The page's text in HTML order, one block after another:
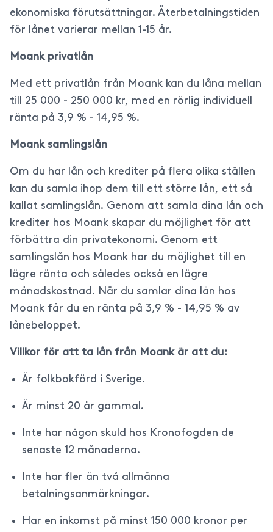
ekonomiska förutsättningar. Återbetalningstiden
för lånet varierar mellan 1-15 år.
Moank privatlån
Med ett privatlån från Moank kan du låna mellan
till 25 000 - 250 000 kr, med en rörlig individuell
ränta på 3,9 % - 14,95 %.
Moank samlingslån
Om du har lån och krediter på flera olika ställen
kan du samla ihop dem till ett större lån, ett så
kallat samlingslån. Genom att samla dina lån och
krediter hos Moank skapar du möjlighet för att
förbättra din privatekonomi. Genom ett
samlingslån hos Moank har du möjlighet till en
lägre ränta och således också en lägre
månadskostnad. När du samlar dina lån hos
Moank får du en ränta på 3,9 % - 14,95 % av
lånebeloppet.
Villkor för att ta lån från Moank är att du:
Är folkbokförd i Sverige.
Är minst 20 år gammal.
Inte har någon skuld hos Kronofogden de
senaste 12 månaderna.
Inte har fler än två allmänna
betalningsanmärkningar.
Har en inkomst på minst 150 000 kronor per